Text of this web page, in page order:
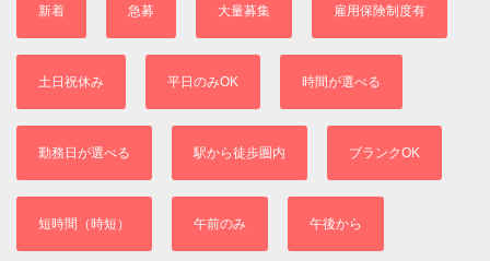
新着 急募 大量募集 雇用保険制度有
土日祝休み 平日のみOK 時間が選べる
勤務日が選べる 駅から徒歩圏内 ブランクOK
短時間（時短） 午前のみ 午後から